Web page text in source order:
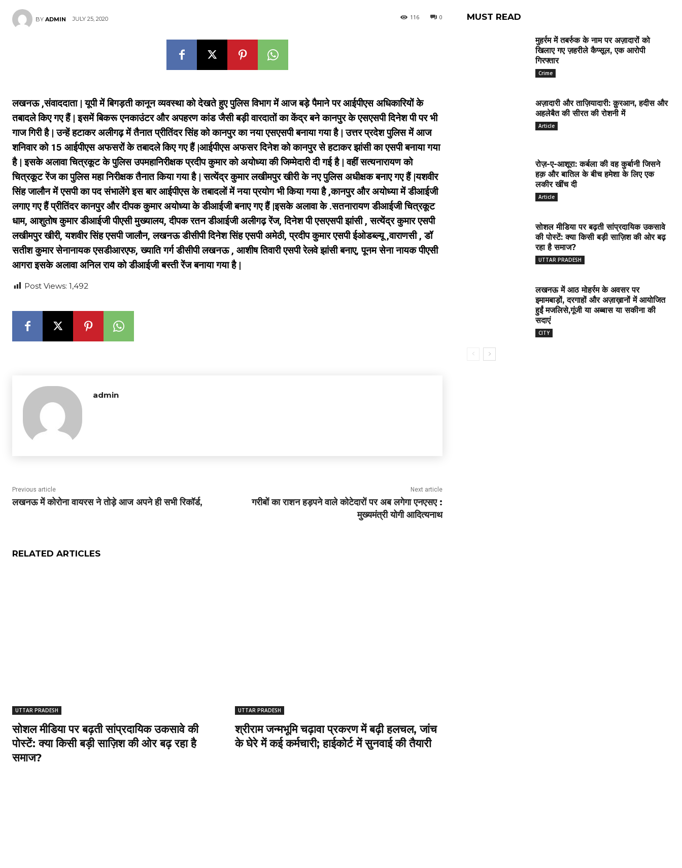
BY ADMIN JULY 25, 2020 0
116
लखनऊ ,संवाददाता | यूपी में बिगड़ती कानून व्यवस्था को देखते हुए पुलिस विभाग में आज बड़े पैमाने पर आईपीएस अधिकारियों के
तबादले किए गए हैं | इसमें बिकरू एनकाउंटर और अपहरण कांड जैसी बड़ी वारदातों का केंद्र बने कानपुर के एसएसपी दिनेश पी पर भी
गाज गिरी है | उन्हें हटाकर अलीगढ़ में तैनात प्रीतिंदर सिंह को कानपुर का नया एसएसपी बनाया गया है | उत्तर प्रदेश पुलिस में आज
शनिवार को 15 आईपीएस अफसरों के तबादले किए गए हैं |आईपीएस अफसर दिनेश को कानपुर से हटाकर झांसी का एसपी बनाया गया
है | इसके अलावा चित्रकूट के पुलिस उपमहानिरीक्षक प्रदीप कुमार को अयोध्या की जिम्मेदारी दी गई है | वहीं सत्यनारायण को
चित्रकूट रेंज का पुलिस महा निरीक्षक तैनात किया गया है | सत्येंद्र कुमार लखीमपुर खीरी के नए पुलिस अधीक्षक बनाए गए हैं |यशवीर
सिंह जालौन में एसपी का पद संभालेंगे इस बार आईपीएस के तबादलों में नया प्रयोग भी किया गया है ,कानपुर और अयोध्या में डीआईजी
लगाए गए हैं प्रीतिंदर कानपुर और दीपक कुमार अयोध्या के डीआईजी बनाए गए हैं |इसके अलावा के .सतनारायण डीआईजी चित्रकूट
धाम, आशुतोष कुमार डीआईजी पीएसी मुख्यालय, दीपक रतन डीआईजी अलीगढ़ रेंज, दिनेश पी एसएसपी झांसी , सत्येंद्र कुमार एसपी
लखीमपुर खीरी, यशवीर सिंह एसपी जालौन, लखनऊ डीसीपी दिनेश सिंह एसपी अमेठी, प्रदीप कुमार एसपी ईओडब्ल्यू ,वाराणसी , डॉ
सतीश कुमार सेनानायक एसडीआरएफ, ख्याति गर्ग डीसीपी लखनऊ , आशीष तिवारी एसपी रेलवे झांसी बनाए, पूनम सेना नायक पीएसी
आगरा इसके अलावा अनिल राय को डीआईजी बस्ती रेंज बनाया गया है |
Post Views: 1,492
admin
Previous article
लखनऊ में कोरोना वायरस ने तोड़े आज अपने ही सभी रिकॉर्ड,
Next article
गरीबों का राशन हड़पने वाले कोटेदारों पर अब लगेगा एनएसए :
मुख्यमंत्री योगी आदित्यनाथ
RELATED ARTICLES
UTTAR PRADESH
सोशल मीडिया पर बढ़ती सांप्रदायिक उकसावे की
पोस्टें: क्या किसी बड़ी साज़िश की ओर बढ़ रहा है
समाज?
UTTAR PRADESH
श्रीराम जन्मभूमि चढ़ावा प्रकरण में बढ़ी हलचल, जांच
के घेरे में कई कर्मचारी; हाईकोर्ट में सुनवाई की तैयारी
MUST READ
मुहर्रम में तबर्रुक के नाम पर अज़ादारों को
खिलाए गए ज़हरीले कैप्सूल, एक आरोपी
गिरफ्तार
Crime
अज़ादारी और ताज़ियादारी: क़ुरआन, हदीस और
अहलेबैत की सीरत की रोशनी में
Article
रोज़-ए-आशूरा: कर्बला की वह कुर्बानी जिसने
हक़ और बातिल के बीच हमेशा के लिए एक
लकीर खींच दी
Article
सोशल मीडिया पर बढ़ती सांप्रदायिक उकसावे
की पोस्टें: क्या किसी बड़ी साज़िश की ओर बढ़
रहा है समाज?
UTTAR PRADESH
लखनऊ में आठ मोहर्रम के अवसर पर
इमामबाड़ों, दरगाहों और अज़ाख़ानों में आयोजित
हुईं मजलिसे,गूंजी या अब्बास या सकीना की
सदाएं
CITY